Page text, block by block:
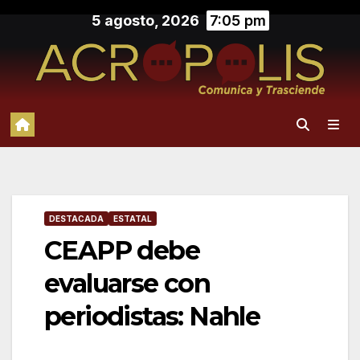
contenido
5 agosto, 2026 7:05 pm
DESTACADA ESTATAL
CEAPP debe
evaluarse con
periodistas: Nahle